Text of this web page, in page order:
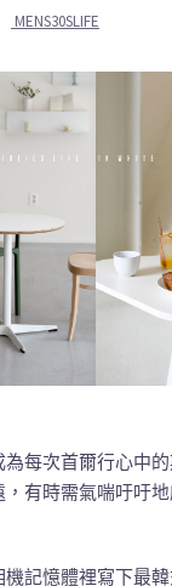
MENS30SLIFE
每次首爾行心中的
有時需氣喘吁吁
記憶體裡寫下最韓